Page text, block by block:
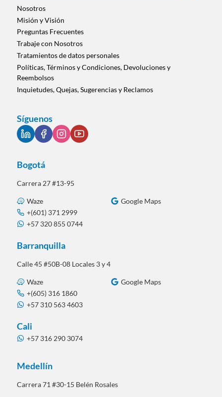
categoría
Nosotros
Misión y Visión
Preguntas Frecuentes
Trabaje con Nosotros
Tratamientos de datos personales
Políticas, Términos y Condiciones, Devoluciones y
Reembolsos
Inquietudes, Quejas, Sugerencias y Reclamos
Síguenos
Bogotá
Carrera 27 #13-95
Waze
Google Maps
+(601) 371 2999
+57 320 855 0744
Barranquilla
Calle 45 #50B-08 Locales 3 y 4
Waze
Google Maps
+(605) 316 1860
+57 310 563 4603
Cali
+57 316 290 3074
Medellín
Carrera 71 #30-15 Belén Rosales